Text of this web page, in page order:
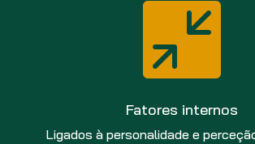

Fatores internos
Ligados à personalidade e